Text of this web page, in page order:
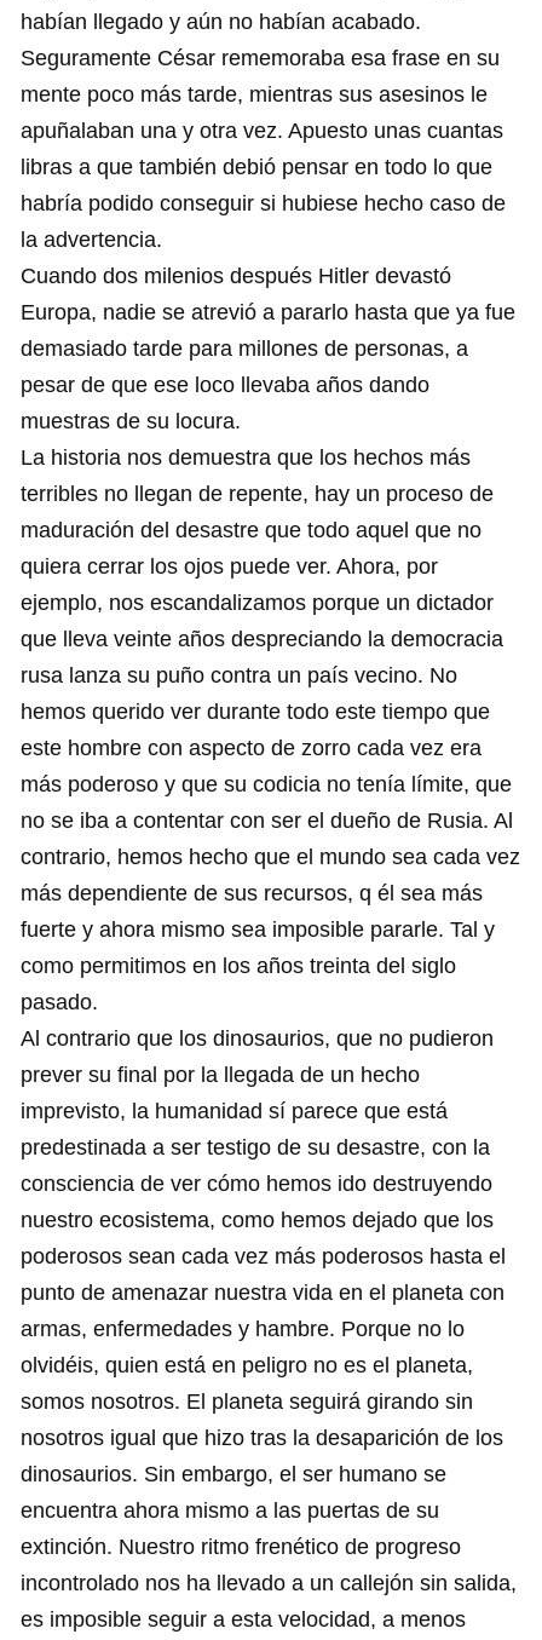
habían llegado y aún no habían acabado.
Seguramente César rememoraba esa frase en su
mente poco más tarde, mientras sus asesinos le
apuñalaban una y otra vez. Apuesto unas cuantas
libras a que también debió pensar en todo lo que
habría podido conseguir si hubiese hecho caso de
la advertencia.
Cuando dos milenios después Hitler devastó
Europa, nadie se atrevió a pararlo hasta que ya fue
demasiado tarde para millones de personas, a
pesar de que ese loco llevaba años dando
muestras de su locura.
La historia nos demuestra que los hechos más
terribles no llegan de repente, hay un proceso de
maduración del desastre que todo aquel que no
quiera cerrar los ojos puede ver. Ahora, por
ejemplo, nos escandalizamos porque un dictador
que lleva veinte años despreciando la democracia
rusa lanza su puño contra un país vecino. No
hemos querido ver durante todo este tiempo que
este hombre con aspecto de zorro cada vez era
más poderoso y que su codicia no tenía límite, que
no se iba a contentar con ser el dueño de Rusia. Al
contrario, hemos hecho que el mundo sea cada vez
más dependiente de sus recursos, q él sea más
fuerte y ahora mismo sea imposible pararle. Tal y
como permitimos en los años treinta del siglo
pasado.
Al contrario que los dinosaurios, que no pudieron
prever su final por la llegada de un hecho
imprevisto, la humanidad sí parece que está
predestinada a ser testigo de su desastre, con la
consciencia de ver cómo hemos ido destruyendo
nuestro ecosistema, como hemos dejado que los
poderosos sean cada vez más poderosos hasta el
punto de amenazar nuestra vida en el planeta con
armas, enfermedades y hambre. Porque no lo
olvidéis, quien está en peligro no es el planeta,
somos nosotros. El planeta seguirá girando sin
nosotros igual que hizo tras la desaparición de los
dinosaurios. Sin embargo, el ser humano se
encuentra ahora mismo a las puertas de su
extinción. Nuestro ritmo frenético de progreso
incontrolado nos ha llevado a un callejón sin salida,
es imposible seguir a esta velocidad, a menos